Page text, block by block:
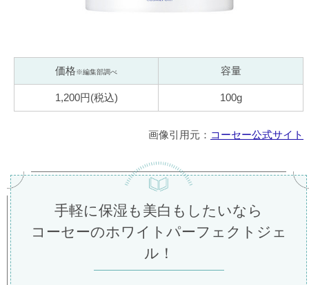
価格※編集部調べ 容量
1,200円(税込) 100g
画像引用元： コーセー公式サイト
手軽に保湿も美白もしたいなら
コーセーのホワイトパーフェクトジェ
ル！